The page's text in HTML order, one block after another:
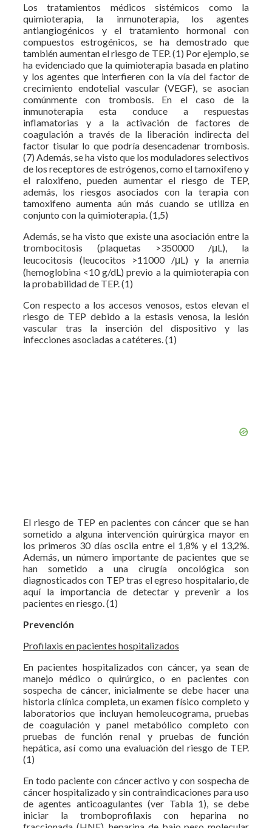
Los tratamientos médicos sistémicos como la
quimioterapia, la inmunoterapia, los agentes
antiangiogénicos y el tratamiento hormonal con
compuestos estrogénicos, se ha demostrado que
también aumentan el riesgo de TEP. (1) Por ejemplo, se
ha evidenciado que la quimioterapia basada en platino
y los agentes que interfieren con la vía del factor de
crecimiento endotelial vascular (VEGF), se asocian
comúnmente con trombosis. En el caso de la
inmunoterapia esta conduce a respuestas
inflamatorias y a la activación de factores de
coagulación a través de la liberación indirecta del
factor tisular lo que podría desencadenar trombosis.
(7) Además, se ha visto que los moduladores selectivos
de los receptores de estrógenos, como el tamoxifeno y
el raloxifeno, pueden aumentar el riesgo de TEP,
además, los riesgos asociados con la terapia con
tamoxifeno aumenta aún más cuando se utiliza en
conjunto con la quimioterapia. (1,5)
Además, se ha visto que existe una asociación entre la
trombocitosis (plaquetas >350000 /μL), la
leucocitosis (leucocitos >11000 /μL) y la anemia
(hemoglobina <10 g/dL) previo a la quimioterapia con
la probabilidad de TEP. (1)
Con respecto a los accesos venosos, estos elevan el
riesgo de TEP debido a la estasis venosa, la lesión
vascular tras la inserción del dispositivo y las
infecciones asociadas a catéteres. (1)
El riesgo de TEP en pacientes con cáncer que se han
sometido a alguna intervención quirúrgica mayor en
los primeros 30 días oscila entre el 1,8% y el 13,2%.
Además, un número importante de pacientes que se
han sometido a una cirugía oncológica son
diagnosticados con TEP tras el egreso hospitalario, de
aquí la importancia de detectar y prevenir a los
pacientes en riesgo. (1)
Prevención
Profilaxis en pacientes hospitalizados
En pacientes hospitalizados con cáncer, ya sean de
manejo médico o quirúrgico, o en pacientes con
sospecha de cáncer, inicialmente se debe hacer una
historia clínica completa, un examen físico completo y
laboratorios que incluyan hemoleucograma, pruebas
de coagulación y panel metabólico completo con
pruebas de función renal y pruebas de función
hepática, así como una evaluación del riesgo de TEP.
(1)
En todo paciente con cáncer activo y con sospecha de
cáncer hospitalizado y sin contraindicaciones para uso
de agentes anticoagulantes (ver Tabla 1), se debe
iniciar la tromboprofilaxis con heparina no